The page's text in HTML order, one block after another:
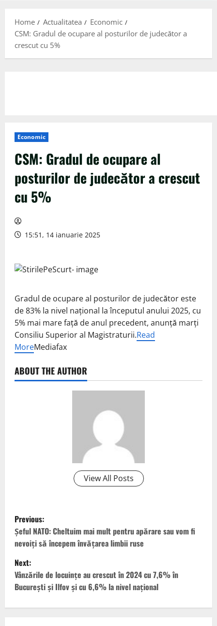
Home Actualitatea
Economic
CSM: Gradul de ocupare al posturilor de judecător a
crescut cu 5%
Economic
CSM: Gradul de ocupare al
posturilor de judecător a crescut
cu 5%
15:51, 14 ianuarie 2025
Gradul de ocupare al posturilor de judecător este
de 83% la nivel naţional la începutul anului 2025, cu
5% mai mare faţă de anul precedent, anunţă marţi
Consiliu Superior al Magistraturii.Read
MoreMediafax
ABOUT THE AUTHOR
View All Posts
P
o
s
t
n
Previous:
Şeful NATO: Cheltuim mai mult pentru apărare sau vom fi
nevoiţi să începem învăţarea limbii ruse
Next:
Vânzările de locuinţe au crescut în 2024 cu 7,6% în
Bucureşti şi Ilfov şi cu 6,6% la nivel naţional